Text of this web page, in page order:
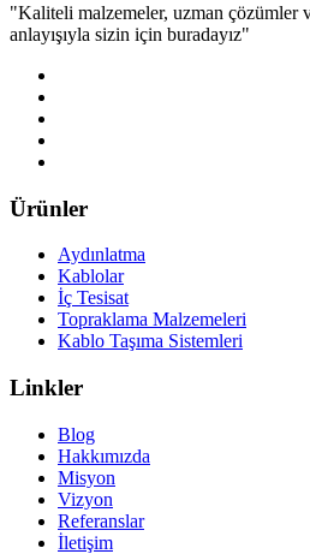
"Kaliteli malzemeler, uzman çözümler
anlayışıyla sizin için buradayız"
Ürünler
Aydınlatma
Kablolar
İç Tesisat
Topraklama Malzemeleri
Kablo Taşıma Sistemleri
Linkler
Blog
Hakkımızda
Misyon
Vizyon
Referanslar
İletişim